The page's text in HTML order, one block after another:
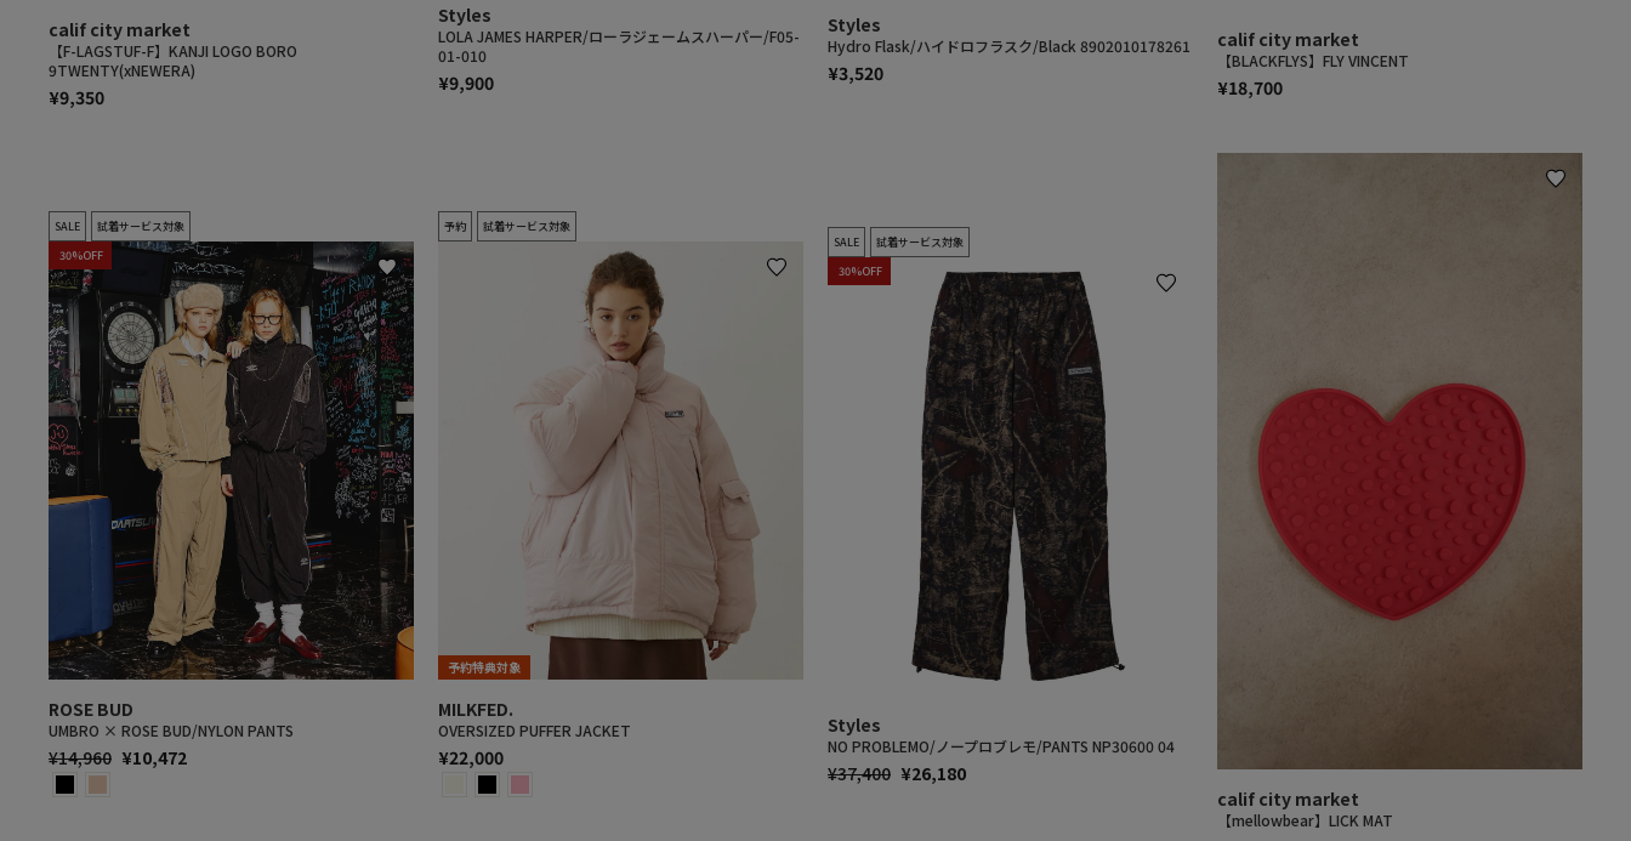
calif city market
【F-LAGSTUF-F】KANJI LOGO BORO
9TWENTY(xNEWERA)
¥9,350
Styles
LOLA JAMES HARPER/ローラジェームスハーパー/F05-
01-010
¥9,900
Styles
Hydro Flask/ハイドロフラスク/Black 8902010178261
¥3,520
calif city market
【BLACKFLYS】FLY VINCENT
¥18,700
SALE
試着サービス対象
30%OFF
ROSE BUD
UMBRO × ROSE BUD/NYLON PANTS
通
常
¥14,960 SALE
¥10,472
予約 試着サービス対象
予約特典対象
MILKFED.
OVERSIZED PUFFER JACKET
¥22,000
SALE
試着サービス対象
30%OFF
Styles
NO PROBLEMO/ノープロブレモ/PANTS NP30600 04
通
¥37,400 SALE
¥26,180
calif city market
【mellowbear】LICK MAT